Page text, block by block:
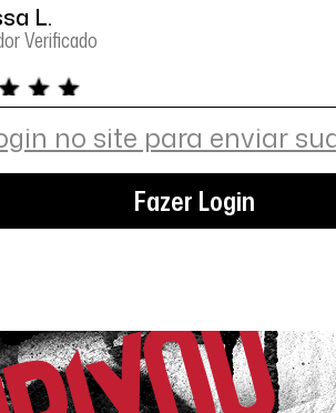
L.
Verificado
às 07h19
Fica linda no corpo, já
é mais brilhante.
Verificado
no site para enviar
Fazer Login